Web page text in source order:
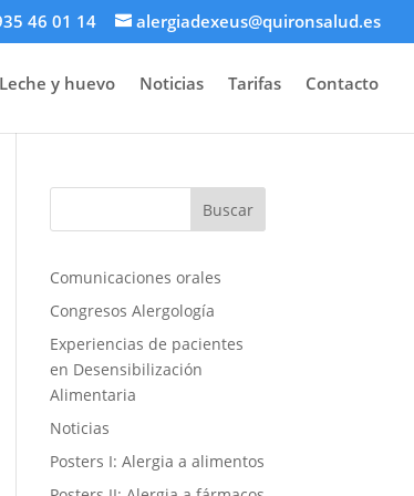
46 01 14 alergiadexeus@quironsalud.es
Leche y huevo Noticias Tarifas Contacto
Comunicaciones orales
Congresos Alergología
Experiencias de pacientes
en Desensibilización
Alimentaria
Noticias
Posters I: Alergia a alimentos